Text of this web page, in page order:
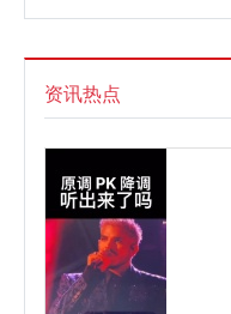
资讯热点